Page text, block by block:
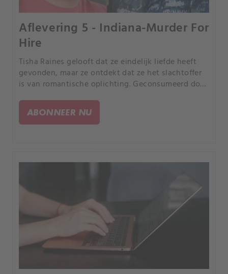
Aflevering 5 - Indiana-Murder For
Hire
Tisha Raines gelooft dat ze eindelijk liefde heeft
gevonden, maar ze ontdekt dat ze het slachtoffer
is van romantische oplichting. Geconsumeerd door
wraak, maar haar acties nemen een nog duistere
wending.
ABONNEER NU